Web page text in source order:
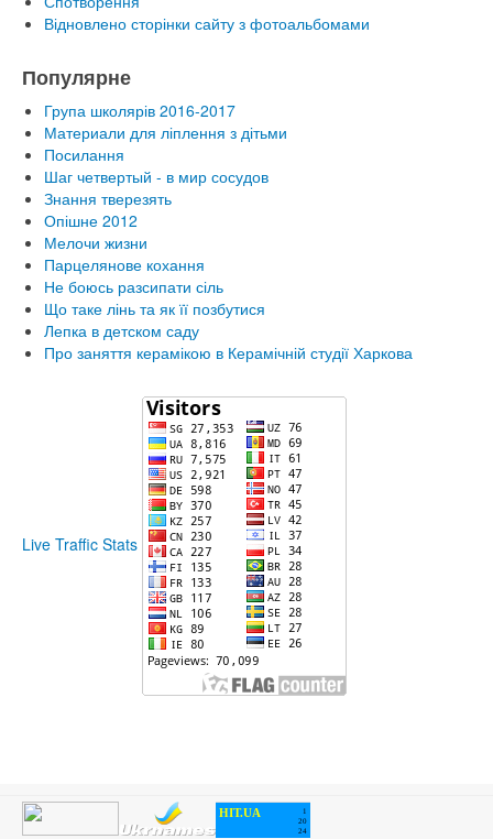
Відновлено сторінки сайту з фотоальбомами
Популярне
Група школярів 2016-2017
Материали для ліплення з дітьми
Посилання
Шаг четвертый - в мир сосудов
Знання тверезять
Опішне 2012
Мелочи жизни
Парцелянове кохання
Не боюсь разсипати сіль
Що таке лінь та як її позбутися
Лепка в детском саду
Про заняття керамікою в Керамічній студії Харкова
Live Traffic Stats
HIT.UA
1
20
24